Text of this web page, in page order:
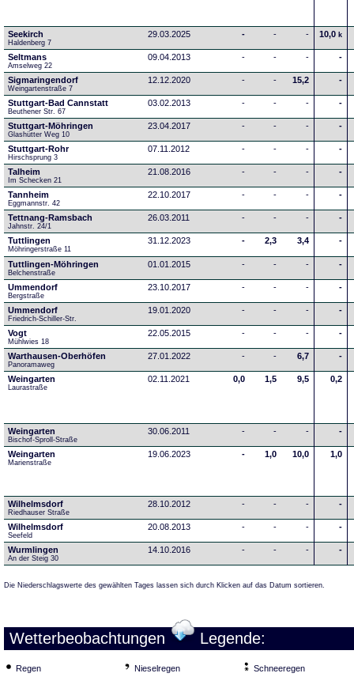
Seekirch
Haldenberg 7
29.03.2025 - - - 10,0k
Seltmans
Amselweg 22
09.04.2013 - - - -
Sigmaringendorf
Weingartenstraße 7
12.12.2020 - - 15,2 -
Stuttgart-Bad Cannstatt
Beuthener Str. 67
03.02.2013 - - - -
Stuttgart-Möhringen
Glashütter Weg 10
23.04.2017 - - - -
Stuttgart-Rohr
Hirschsprung 3
07.11.2012 - - - -
Talheim
Im Schecken 21
21.08.2016 - - - -
Tannheim
Eggmannstr. 42
22.10.2017 - - - -
Tettnang-Ramsbach
Jahnstr. 24/1
26.03.2011 - - - -
Tuttlingen
Möhringerstraße 11
31.12.2023 - 2,3 3,4 -
Tuttlingen-Möhringen
Belchenstraße
01.01.2015 - - - -
Ummendorf
Bergstraße
23.10.2017 - - - -
Ummendorf
Friedrich-Schiller-Str.
19.01.2020 - - - -
Vogt
Mühlwies 18
22.05.2015 - - - -
Warthausen-Oberhöfen
Panoramaweg
27.01.2022 - - 6,7 -
Weingarten
Laurastraße
02.11.2021 0,0 1,5 9,5 0,2
Weingarten
Bischof-Sproll-Straße
30.06.2011 - - - -
Weingarten
Marienstraße
19.06.2023 - 1,0 10,0 1,0
Wilhelmsdorf
Riedhauser Straße
28.10.2012 - - - -
Wilhelmsdorf
Seefeld
20.08.2013 - - - -
Wurmlingen
An der Steig 30
14.10.2016 - - - -
Die Niederschlagswerte des gewählten Tages lassen sich durch Klicken auf das Datum sortieren.
Wetterbeobachtungen Legende:
Regen Nieselregen
Schneeregen